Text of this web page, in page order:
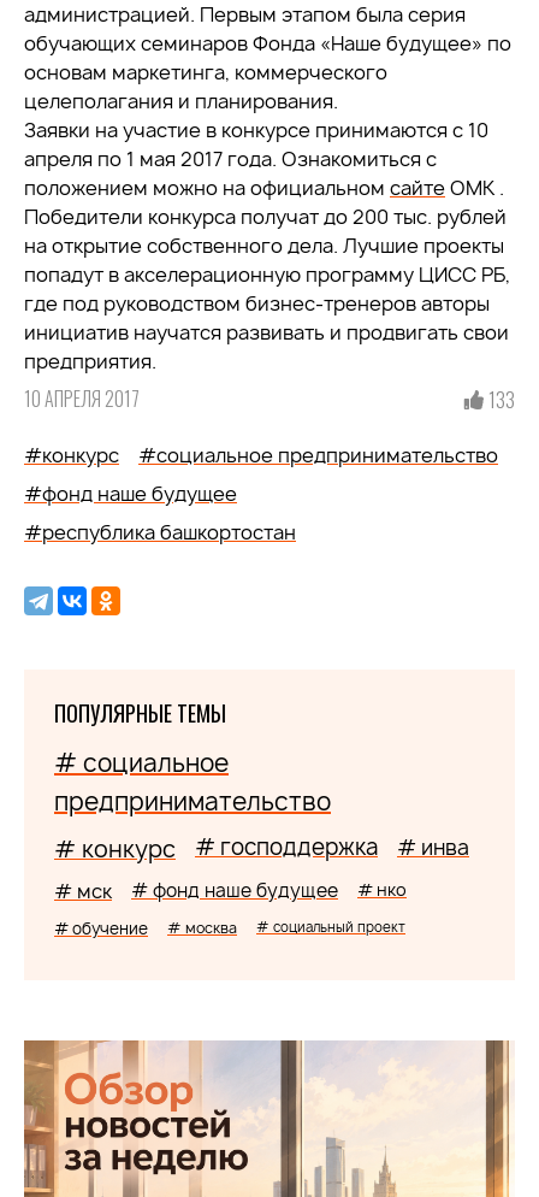
администрацией. Первым этапом была серия
обучающих семинаров Фонда «Наше будущее» по
основам маркетинга, коммерческого
целеполагания и планирования.
Заявки на участие в конкурсе принимаются с 10
апреля по 1 мая 2017 года. Ознакомиться с
положением можно на официальном сайтеОМК .
Победители конкурса получат до 200 тыс. рублей
на открытие собственного дела. Лучшие проекты
попадут в акселерационную программу ЦИСС РБ,
где под руководством бизнес-тренеров авторы
инициатив научатся развивать и продвигать свои
предприятия.
10 АПРЕЛЯ 2017 133
#конкурс
#социальное предпринимательство
#фонд наше будущее
#республика башкортостан
ПОПУЛЯРНЫЕ ТЕМЫ
# социальное
предпринимательство
# конкурс # господдержка # инва
# мск # фонд наше будущее # нко
# обучение # москва # социальный проект